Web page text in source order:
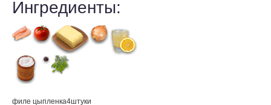
Ингредиенты:
филе цыпленка4штуки